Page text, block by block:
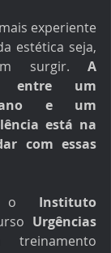
experiente
estética seja,
surgir. A
entre um
e um
está na
com essas
o Instituto
Urgências